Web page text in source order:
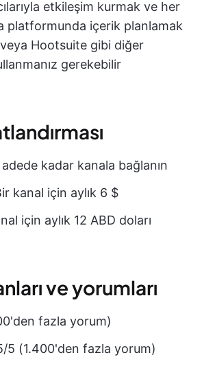
etkileşim kurmak ve her
platformunda içerik planlamak
Hootsuite gibi diğer
gerekebilir
kadar kanala bağlanın
kanal için aylık 6 $
için aylık 12 ABD doları
ve yorumları
fazla yorum)
5 (1.400'den fazla yorum)